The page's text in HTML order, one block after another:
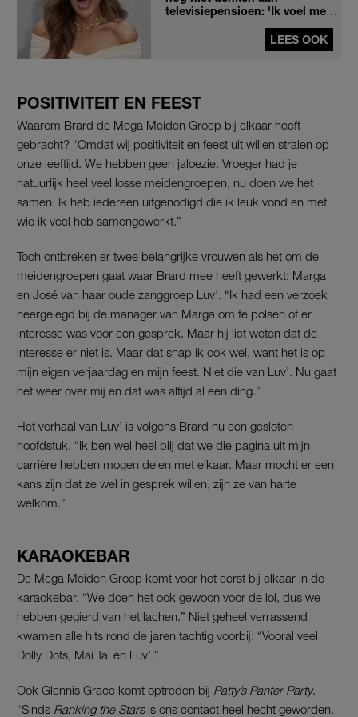
televisiepensioen: 'Ik voel me
LEES OOK
POSITIVITEIT EN FEEST
Waarom Brard de Mega Meiden Groep bij elkaar heeft
gebracht? “Omdat wij positiviteit en feest uit willen stralen op
onze leeftijd. We hebben geen jaloezie. Vroeger had je
natuurlijk heel veel losse meidengroepen, nu doen we het
samen. Ik heb iedereen uitgenodigd die ik leuk vond en met
wie ik veel heb samengewerkt.”
Toch ontbreken er twee belangrijke vrouwen als het om de
meidengroepen gaat waar Brard mee heeft gewerkt: Marga
en José van haar oude zanggroep Luv’. “Ik had een verzoek
neergelegd bij de manager van Marga om te polsen of er
interesse was voor een gesprek. Maar hij liet weten dat de
interesse er niet is. Maar dat snap ik ook wel, want het is op
mijn eigen verjaardag en mijn feest. Niet die van Luv’. Nu gaat
het weer over mij en dat was altijd al een ding.”
Het verhaal van Luv’ is volgens Brard nu een gesloten
hoofdstuk. “Ik ben wel heel blij dat we die pagina uit mijn
carrière hebben mogen delen met elkaar. Maar mocht er een
kans zijn dat ze wel in gesprek willen, zijn ze van harte
welkom.”
KARAOKEBAR
De Mega Meiden Groep komt voor het eerst bij elkaar in de
karaokebar. “We doen het ook gewoon voor de lol, dus we
hebben gegierd van het lachen.” Niet geheel verrassend
kwamen alle hits rond de jaren tachtig voorbij: “Vooral veel
Dolly Dots, Mai Tai en Luv’.”
Ook Glennis Grace komt optreden bij Patty’s Panter Party.
“Sinds Ranking the Starsis ons contact heel hecht geworden.